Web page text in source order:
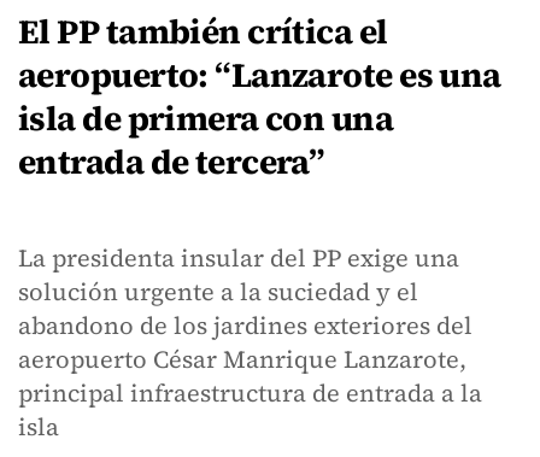
El PP también crítica el
aeropuerto: “Lanzarote es una
isla de primera con una
entrada de tercera”
La presidenta insular del PP exige una
solución urgente a la suciedad y el
abandono de los jardines exteriores del
aeropuerto César Manrique Lanzarote,
principal infraestructura de entrada a la
isla